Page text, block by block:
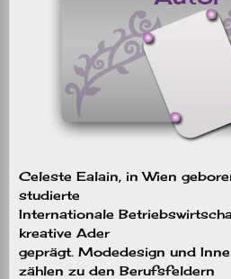
Celeste Ealain, in Wien
studierte
Internationale
kreative Ader
geprägt. Modedesign und
zählen zu den Berufsfeldern